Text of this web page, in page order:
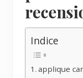
Indice
applique